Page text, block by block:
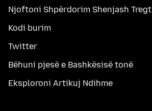
Njoftoni Shpërdorim Shenjash
Kodi burim
Twitter
Bëhuni pjesë e Bashkësisë tonë
Eksploroni Artikuj Ndihme